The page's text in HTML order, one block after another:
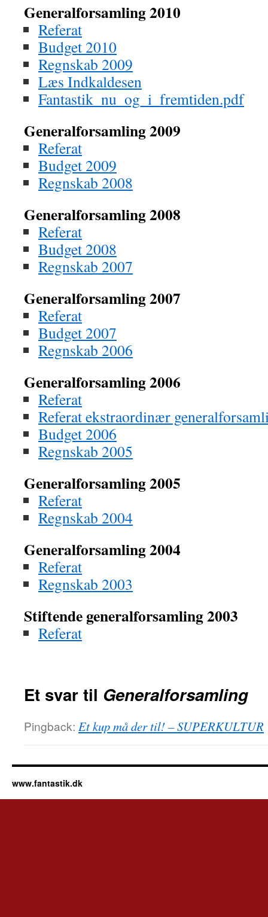
Generalforsamling 2010
Referat
Budget 2010
Regnskab 2009
Læs Indkaldesen
Fantastik_nu_og_i_fremtiden.pdf
Generalforsamling 2009
Referat
Budget 2009
Regnskab 2008
Generalforsamling 2008
Referat
Budget 2008
Regnskab 2007
Generalforsamling 2007
Referat
Budget 2007
Regnskab 2006
Generalforsamling 2006
Referat
Referat ekstraordinær
Budget 2006
Regnskab 2005
Generalforsamling 2005
Referat
Regnskab 2004
Generalforsamling 2004
Referat
Regnskab 2003
Stiftende generalforsamling 2003
Referat
Et svar til Generalforsamling
Pingback: Et kup må der til! – SUPERKULTUR
www.fantastik.dk